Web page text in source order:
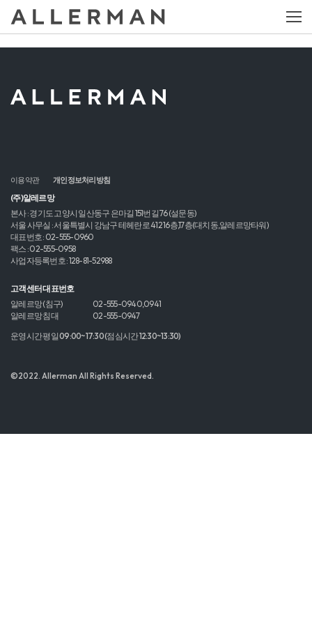
이용약관 개인정보처리방침
(주)알레르망
본사 : 경기도 고양시 일산동구 은마길 151번길 76 (설문동)
서울 사무실 : 서울특별시 강남구 테헤란로 412 16층,17층(대치동,알레르망타워)
대표번호 : 02-555-0960
팩스 : 02-555-0958
사업자등록번호 : 128-81-52988
고객센터 대표번호
알레르망 (침구)
02-555-0940,0941
알레르망 침대
02-555-0947
운영시간 평일 09:00~17:30 (점심시간 12:30~13:30)
©2022. Allerman All Rights Reserved.